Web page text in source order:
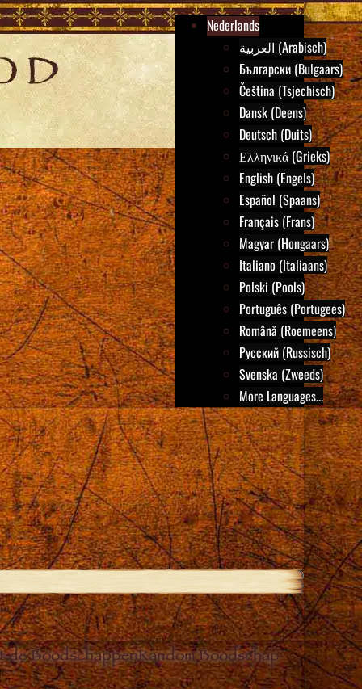
Nederlands
العربية (Arabisch)
Български (Bulgaars)
Čeština (Tsjechisch)
Dansk (Deens)
Deutsch (Duits)
Ελληνικά (Grieks)
English (Engels)
Español (Spaans)
Français (Frans)
Magyar (Hongaars)
Italiano (Italiaans)
Polski (Pools)
Português (Portugees)
Română (Roemeens)
Русский (Russisch)
Svenska (Zweeds)
More Languages...
de BoodschappenRandom Boodschap